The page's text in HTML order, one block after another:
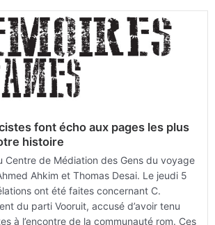
font écho aux pages les plus
histoire
Centre de Médiation des Gens du voyage
Ahkim et Thomas Desai. Le jeudi 5
ont été faites concernant C.
du parti Vooruit, accusé d’avoir tenu
à l’encontre de la communauté rom. Ces